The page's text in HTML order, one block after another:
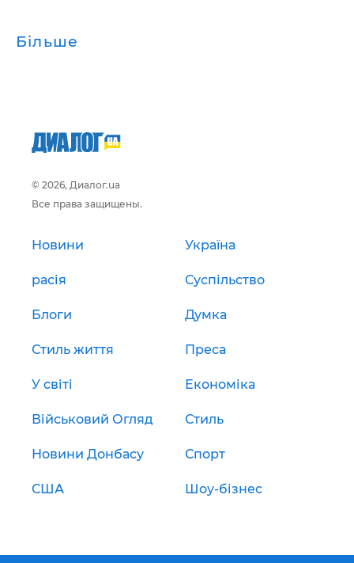
Більше
© 2026, Диалог.ua
Все права защищены.
Новини Україна
расія Суспільство
Блоги Думка
Стиль життя Преса
У світі Економіка
Військовий Огляд Стиль
Новини Донбасу Спорт
США Шоу-бізнес